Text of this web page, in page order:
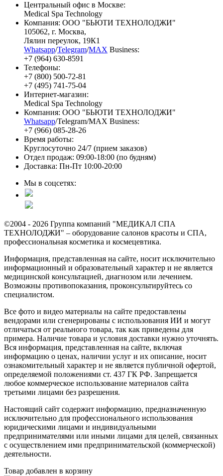
Центральный офис в Москве:
Medical Spa Technology
Компания: ООО "БЬЮТИ ТЕХНОЛОДЖИ"
105062, г. Москва,
Лялин переулок, 19К1
Whatsapp/Telegram/MAX Business:
+7 (964) 630-8591
Телефоны:
+7 (800) 500-72-81
+7 (495) 741-75-04
Интернет-магазин:
Medical Spa Technology
Компания: ООО "БЬЮТИ ТЕХНОЛОДЖИ"
Whatsapp/Telegram/MAX Business:
+7 (966) 085-28-26
Время работы:
Круглосуточно 24/7 (прием заказов)
Отдел продаж: 09:00-18:00 (по будням)
Доставка: Пн-Пт 10:00-20:00
Мы в соцсетях:
©2004 - 2026 Группа компаний "МЕДИКАЛ СПА
ТЕХНОЛОДЖИ" – оборудование салонов красоты и СПА,
профессиональная косметика и космецевтика.
Информация, представленная на сайте, носит исключительно
информационный и образовательный характер и не является
медицинской консультацией, диагнозом или лечением.
Возможны противопоказания, проконсультируйтесь со
специалистом.
Все фото и видео материалы на сайте предоставлены
вендорами или сгенерированы с использования ИИ и могут
отличаться от реального товара, так как приведены для
примера. Наличие товара и условия доставки нужно уточнять.
Вся информация, представленная на сайте, включая
информацию о ценах, наличии услуг и их описание, носит
ознакомительный характер и не является публичной офертой,
определяемой положениями ст. 437 ГК РФ. Запрещается
любое коммерческое использование материалов сайта
третьими лицами без разрешения.
Настоящий сайт содержит информацию, предназначенную
исключительно для профессионального использования
юридическими лицами и индивидуальными
предпринимателями или иными лицами для целей, связанных
с осуществлением ими предпринимательской (коммерческой)
деятельности.
Товар добавлен в корзину